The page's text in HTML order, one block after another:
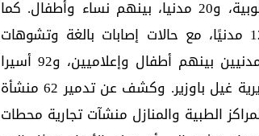
سقوط 133 قتيلا، بينهم 113 عسكريًا من القوات الجنوبية، و20 مدنيا، بينهم نساء وأطفال. كما
خلفت الاعتداءات 457 مصابًا، بينهم 331 عسكريًا و126 مدنيًا، مع حالات إصابات بالغة وتشوهات
دائمة. ورصد 54 حالة اعتقال تعسفي واخفاء قسري مدنيين بينهم أطفال وإعلاميين، و92 أسيرا
من القوات المسلحة الجنوبية في معسكر الأدواس بمديرية غيل باوزير. وكشف عن تدمير 62 منشأة
الطبية والمنازل منشآت تجارية محطات